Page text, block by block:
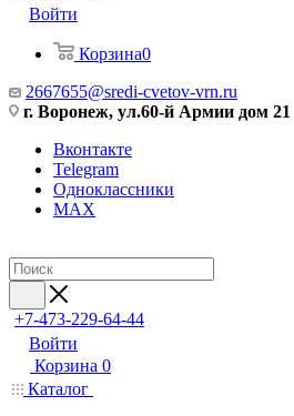
Войти
Корзина0
2667655@sredi-cvetov-vrn.ru
г. Воронеж, ул.60-й Армии дом 21
Вконтакте
Telegram
Одноклассники
MAX
+7-473-229-64-44
Войти
Корзина 0
Каталог